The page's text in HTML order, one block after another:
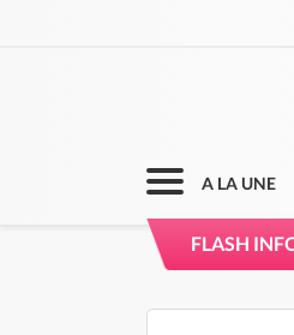
A LA UNE
FLASH